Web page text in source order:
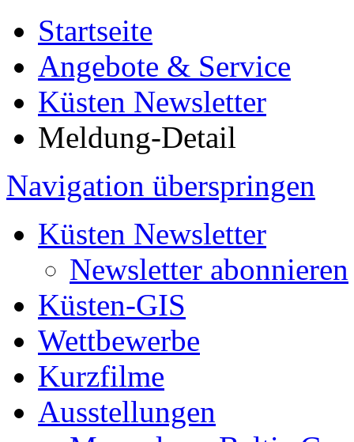
Startseite
Angebote & Service
Küsten Newsletter
Meldung-Detail
Navigation überspringen
Küsten Newsletter
Newsletter abonnieren
Küsten-GIS
Wettbewerbe
Kurzfilme
Ausstellungen